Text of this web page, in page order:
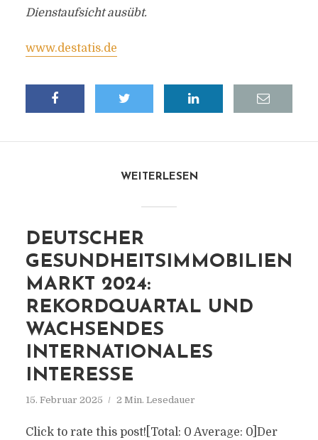
Dienstaufsicht ausübt.
www.destatis.de
WEITERLESEN
DEUTSCHER
GESUNDHEITSIMMOBILIEN
MARKT 2024:
REKORDQUARTAL UND
WACHSENDES
INTERNATIONALES
INTERESSE
15. Februar 2025 2 Min. Lesedauer
Click to rate this post![Total: 0 Average: 0]Der